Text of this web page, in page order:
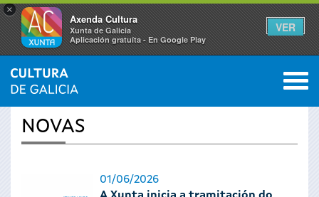
×
Axenda Cultura
Xunta de Galicia
Aplicación gratuíta - En Google Play
VER
Vostede
está
INICIO › ACTUALIDADE 0
NOVAS
01/06/2026